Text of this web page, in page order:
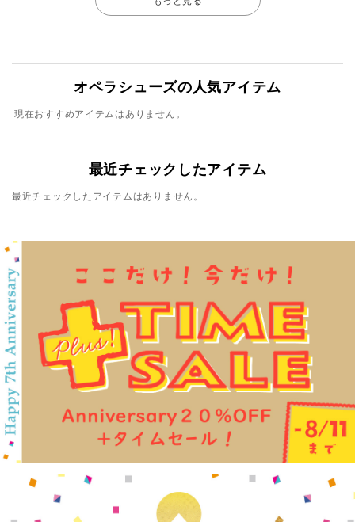
オペラシューズの人気アイテム
現在おすすめアイテムはありません。
最近チェックしたアイテム
最近チェックしたアイテムはありません。